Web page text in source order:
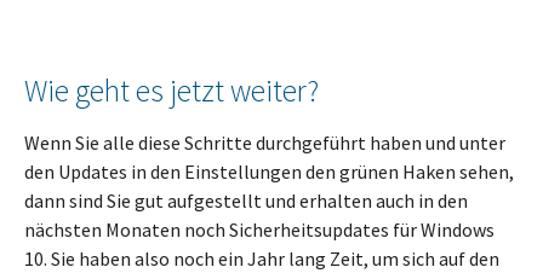
Wie geht es jetzt weiter?
Wenn Sie alle diese Schritte durchgeführt haben und unter
den Updates in den Einstellungen den grünen Haken sehen,
dann sind Sie gut aufgestellt und erhalten auch in den
nächsten Monaten noch Sicherheitsupdates für Windows
10. Sie haben also noch ein Jahr lang Zeit, um sich auf den